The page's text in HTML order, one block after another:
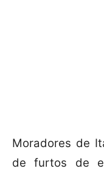
Moradores de
de furtos de